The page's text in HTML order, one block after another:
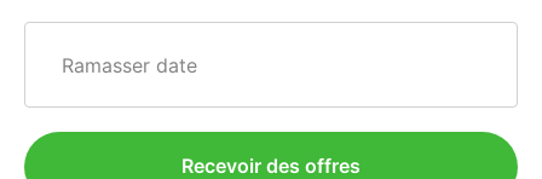
Ramasser date
Recevoir des offres